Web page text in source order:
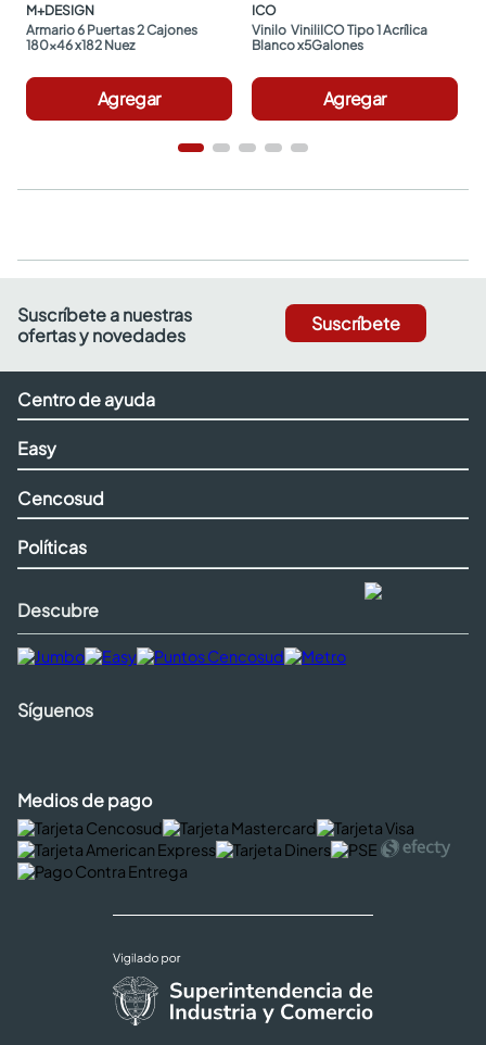
M+DESIGN
Armario 6 Puertas 2 Cajones
180x46 x182 Nuez
Agregar
ICO
Vinilo  ViniliICO Tipo 1 Acrílica
Blanco x5Galones
Agregar
Suscríbete a nuestras
ofertas y novedades
Suscríbete
Centro de ayuda
Easy
Cencosud
Políticas
Descubre
Síguenos
Medios de pago